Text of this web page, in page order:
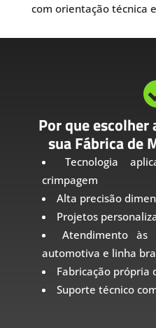
com orientação técnica
Por que escolher
sua Fábrica de
Tecnologia
crimpagem
Alta precisão
Projetos
Atendimento às
automotiva e linha
Fabricação própria
Suporte técnico